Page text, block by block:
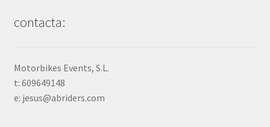
contacta:
Motorbikes Events, S.L.
t: 609649148
e: jesus@abriders.com